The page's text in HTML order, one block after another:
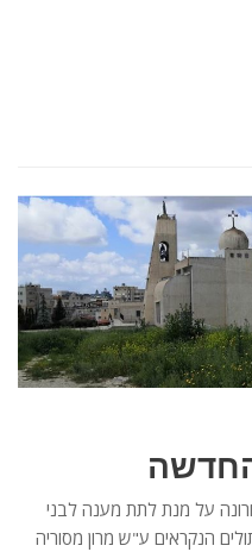
החדשה
על מנת לתת מענה לבני
הנקראים ע"ש מרון מסוריה